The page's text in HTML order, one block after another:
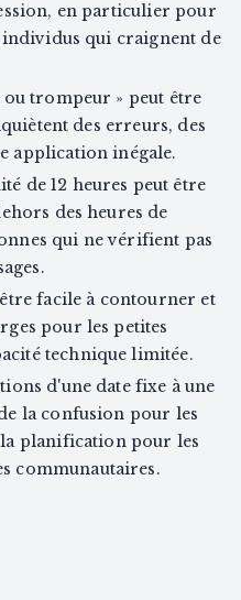
en particulier pour
qui craignent de
ou trompeur » peut être
des erreurs, des
application inégale.
de 12 heures peut être
des heures de
qui ne vérifient pas
facile à contourner et
pour les petites
technique limitée.
d'une date fixe à une
la confusion pour les
planification pour les
communautaires.